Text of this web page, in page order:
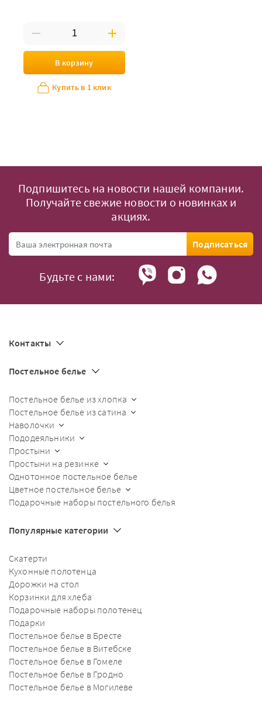
В корзину
Купить в 1 клик
Подпишитесь на новости нашей компании.
Получайте свежие новости о новинках и
акциях.
Подписаться
Будьте с нами:
Контакты
Постельное белье
Постельное белье из хлопка
Постельное белье из сатина
Наволочки
Пододеяльники
Простыни
Простыни на резинке
Однотонное постельное белье
Цветное постельное белье
Подарочные наборы постельного белья
Популярные категории
Скатерти
Кухонные полотенца
Дорожки на стол
Корзинки для хлеба
Подарочные наборы полотенец
Подарки
Постельное белье в Бресте
Постельное белье в Витебске
Постельное белье в Гомеле
Постельное белье в Гродно
Постельное белье в Могилеве